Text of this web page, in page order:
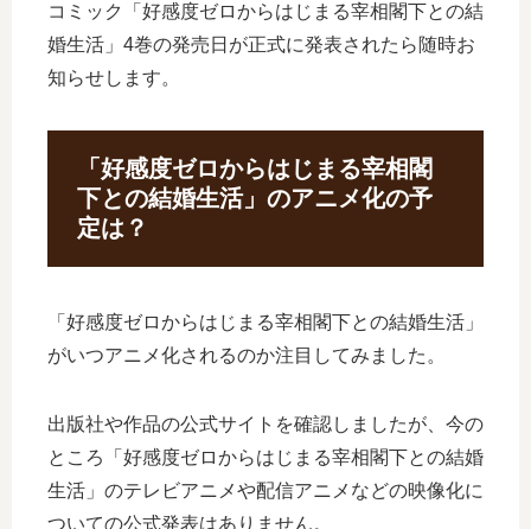
コミック「好感度ゼロからはじまる宰相閣下との結
婚生活」4巻の発売日が正式に発表されたら随時お
知らせします。
「好感度ゼロからはじまる宰相閣
下との結婚生活」のアニメ化の予
定は？
「好感度ゼロからはじまる宰相閣下との結婚生活」
がいつアニメ化されるのか注目してみました。
出版社や作品の公式サイトを確認しましたが、今の
ところ「好感度ゼロからはじまる宰相閣下との結婚
生活」のテレビアニメや配信アニメなどの映像化に
ついての公式発表はありません。